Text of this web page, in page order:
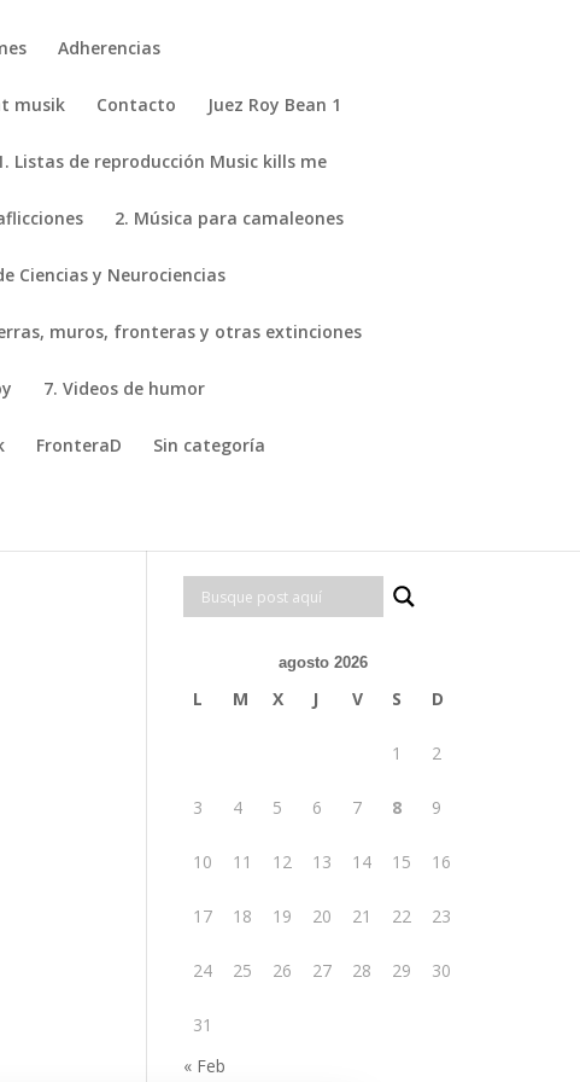
Adherencias
musik Contacto Juez Roy Bean 1
Listas de reproducción Music kills me
2. Música para camaleones
Ciencias y Neurociencias
muros, fronteras y otras extinciones
7. Videos de humor
FronteraD Sin categoría
agosto 2026
L M X J V S D
1 2
3 4 5 6 7 8 9
10 11 12 13 14 15 16
17 18 19 20 21 22 23
24 25 26 27 28 29 30
31
« Feb